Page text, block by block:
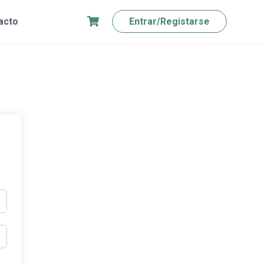
Entrar/Registarse